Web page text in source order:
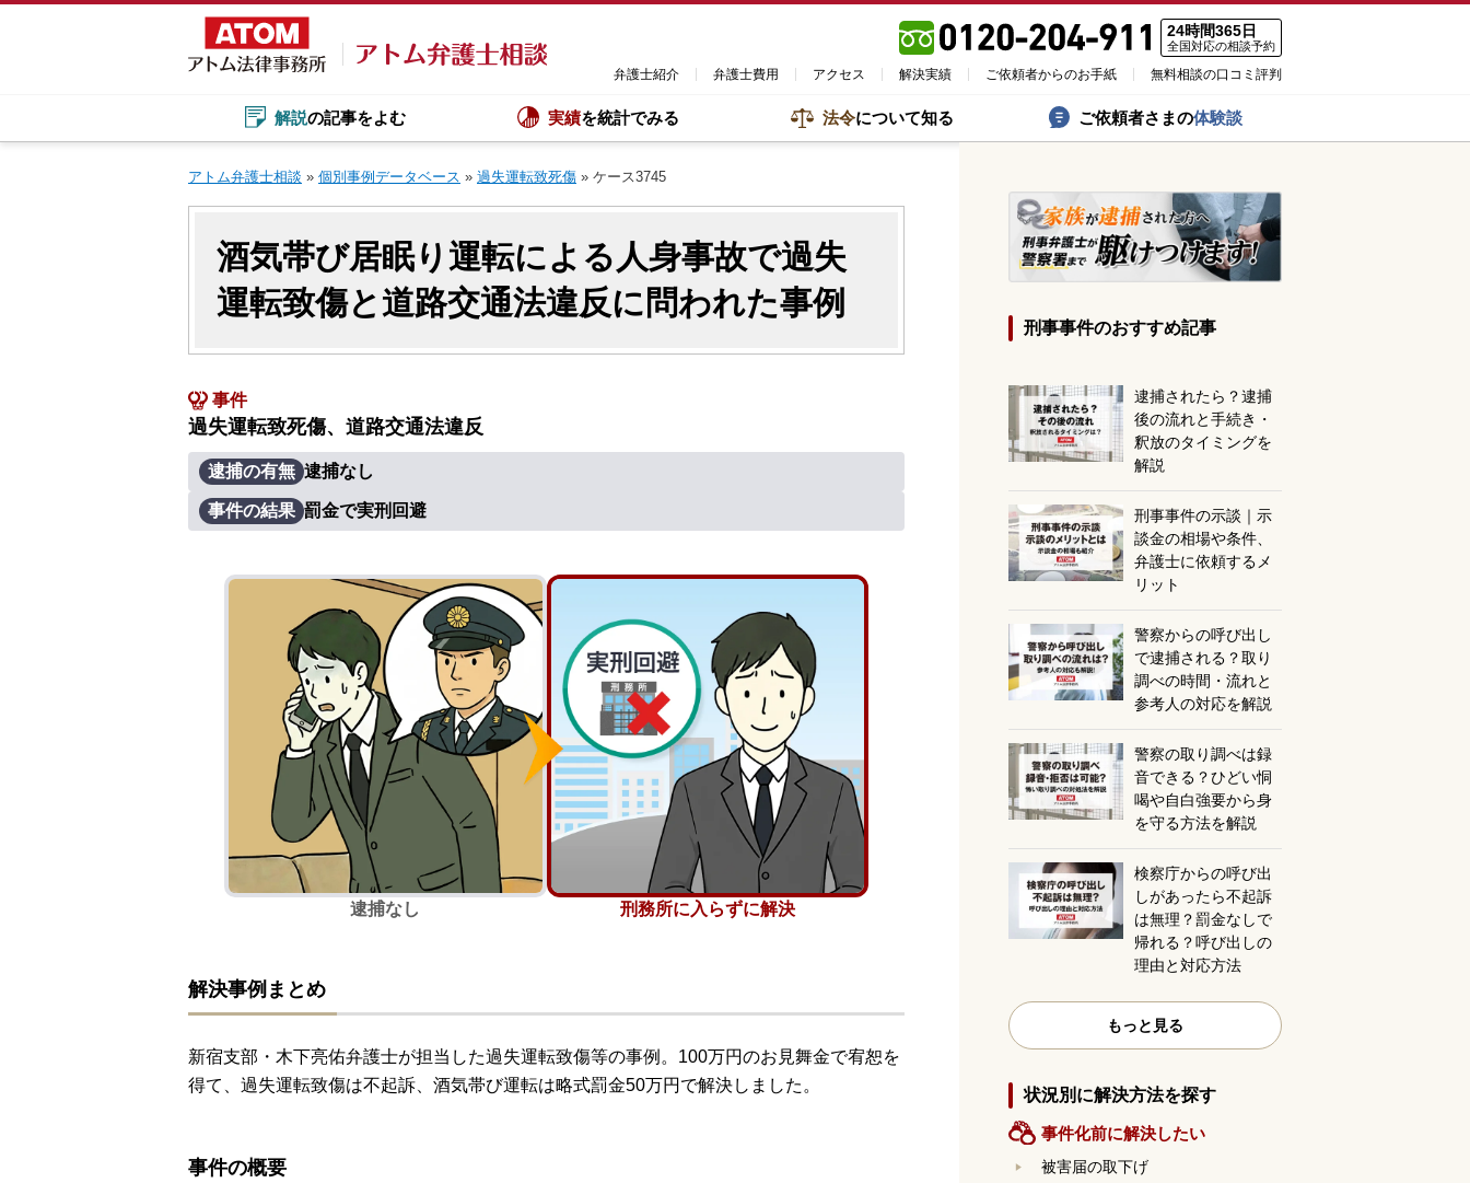
Skip
24時間365日
全国対応の相談予約
弁護士紹介 弁護士費用 アクセス 解決実績 ご依頼者からのお手紙 無料相談の口コミ評判
解説の記事をよむ 実績を統計でみる 法令について知る ご依頼者さまの体験談
アトム弁護士相談 » 個別事例データベース » 過失運転致死傷 » ケース3745
酒気帯び居眠り運転による人身事故で過失
運転致傷と道路交通法違反に問われた事例
事件
過失運転致死傷、道路交通法違反
逮捕の有無 逮捕なし
事件の結果 罰金で実刑回避
逮捕なし 刑務所に入らずに解決
解決事例まとめ
新宿支部・木下亮佑弁護士が担当した過失運転致傷等の事例。100万円のお見舞金で宥恕を
得て、過失運転致傷は不起訴、酒気帯び運転は略式罰金50万円で解決しました。
事件の概要
刑事事件のおすすめ記事
逮捕されたら？逮捕
後の流れと手続き・
釈放のタイミングを
解説
刑事事件の示談｜示
談金の相場や条件、
弁護士に依頼するメ
リット
警察からの呼び出し
で逮捕される？取り
調べの時間・流れと
参考人の対応を解説
警察の取り調べは録
音できる？ひどい恫
喝や自白強要から身
を守る方法を解説
検察庁からの呼び出
しがあったら不起訴
は無理？罰金なしで
帰れる？呼び出しの
理由と対応方法
もっと見る
状況別に解決方法を探す
事件化前に解決したい
被害届の取下げ